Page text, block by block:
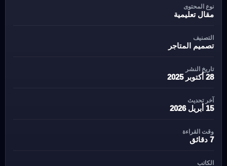
نوع المحتوى
مقال تعليمية
التصنيف
تصميم المتاجر
تاريخ النشر
28 أكتوبر 2025
آخر تحديث
15 أبريل 2026
وقت القراءة
7 دقائق
الكاتب